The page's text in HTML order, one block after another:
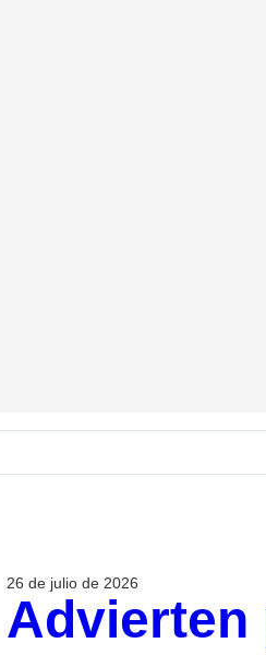
26 de julio de 2026
Advierten